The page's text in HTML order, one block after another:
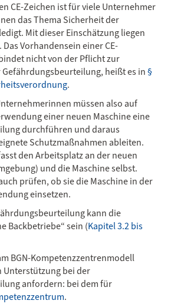
CE-Zeichen ist für viele Unternehmer
das Thema Sicherheit der
Mit dieser Einschätzung liegen
Vorhandensein einer CE-
nicht von der Pflicht zur
heißt es in§
.
müssen also auf
einer neuen Maschine eine
durchführen und daraus
Schutzmaßnahmen ableiten.
den Arbeitsplatz an der neuen
und die Maschine selbst.
prüfen, ob sie die Maschine in der
einsetzen.
kann die
Backbetriebe“ sein (Kapitel 3.2 bis
BGN-Kompetenzzentrenmodell
bei der
anfordern: bei dem für
.